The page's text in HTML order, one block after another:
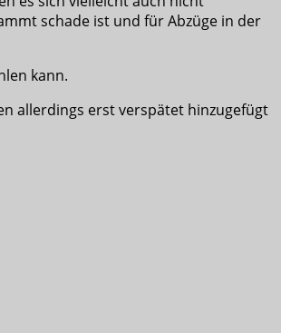
schade ist und für Abzüge in der
kann.
allerdings erst verspätet hinzugefügt